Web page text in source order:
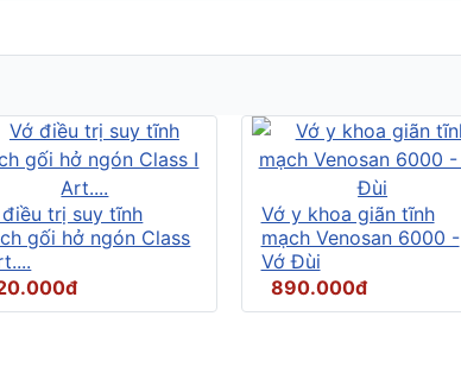
trị suy tĩnh
gối hở ngón Class
Vớ y khoa giãn tĩnh
mạch Venosan 6000 -
Vớ Đùi
890.000đ